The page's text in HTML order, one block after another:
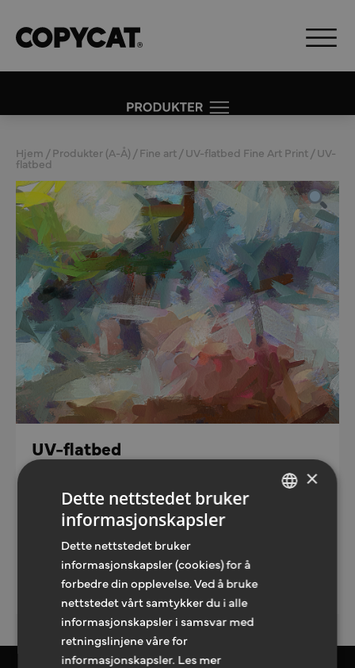
Hjem /Produkter (A-Å) /Fine art /UV-flatbed Fine Art Print / UV-
flatbed
UV-flatbed
Print på store formater, våre storformatprintere
trykker på akryl, aluminium og kryssfiner. Ta kontakt
så kan vi sammen finne beste løsnong for deg.
LEGG TIL TILBUDFORESPØRSEL
×
Dette nettstedet bruker
informasjonskapsler
Dette nettstedet bruker
informasjonskapsler (cookies) for å
forbedre din opplevelse. Ved å bruke
nettstedet vårt samtykker du i alle
informasjonskapsler i samsvar med
retningslinjene våre for
informasjonskapsler. Les mer